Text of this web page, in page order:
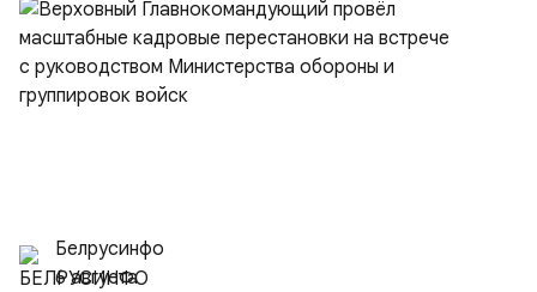
Белрусинфо
6 августа